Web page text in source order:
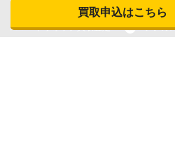
買取申込はこちら
タブレット買取査定 パソコ
スマートウォッチ買取査定 デジカ